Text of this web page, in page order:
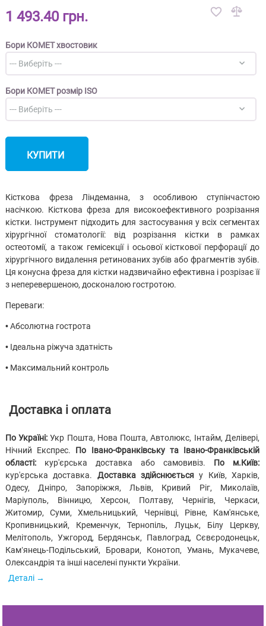
1 493.40 грн.
Бори КОМЕТ хвостовик
Бори КОМЕТ розмір ISO
КУПИТИ
Кісткова фреза Ліндеманна, з особливою ступінчастою
насічкою. Кісткова фреза для високоефективного розрізання
кістки. Інструмент підходить для застосування у всіх сегментах
хірургічної стоматології: від розрізання кістки в рамках
остеотомії, а також гемісекції і осьової кісткової перфорації до
хірургічного видалення ретинованих зубів або фрагментів зубів.
Ця конусна фреза для кістки надзвичайно ефективна і розрізає її
з неперевершеною, досконалою гостротою.
Переваги:
• Абсолютна гострота
• Ідеальна ріжуча здатність
• Максимальний контроль
Доставка і оплата
По Україні: Укр Пошта, Нова Пошта, Автолюкс, Інтайм, Делівері,
Нічний Експрес. По Івано-Франківську та Івано-Франківській
області:кур'єрська доставка або самовивіз. По м.Київ:
кур'єрська доставка. Доставка здійснюєтьсяу Київ, Харків,
Одесу, Дніпро, Запоріжжя, Львів, Кривий Ріг, Миколаїв,
Маріуполь, Вінницю, Херсон, Полтаву, Чернігів, Черкаси,
Житомир, Суми, Хмельницький, Чернівці, Рівне, Кам'янське,
Кропивницький, Кременчук, Тернопіль, Луцьк, Білу Церкву,
Мелітополь, Ужгород, Бердянськ, Павлоград, Сєвєродонецьк,
Кам’янець-Подільський, Бровари, Конотоп, Умань, Мукачеве,
Олександрія та інші населені пункти України.
Деталі